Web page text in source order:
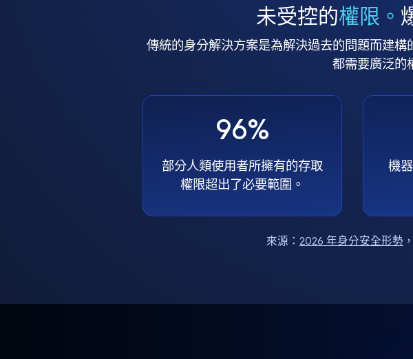
未受控的權限。
傳統的身分解決方案是為解決過去的問題而建
都需要廣泛的
96%
部分人類使用者所擁有的存取
權限超出了必要範圍。
機
來源： 2026 年身分安全形勢